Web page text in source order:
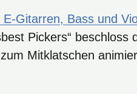
Pickers“
Mitklatschen